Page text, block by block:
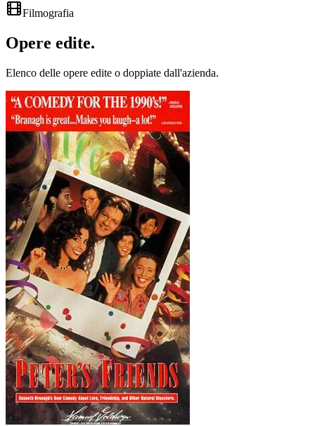
Filmografia
Opere edite.
Elenco delle opere edite o doppiate dall'azienda.